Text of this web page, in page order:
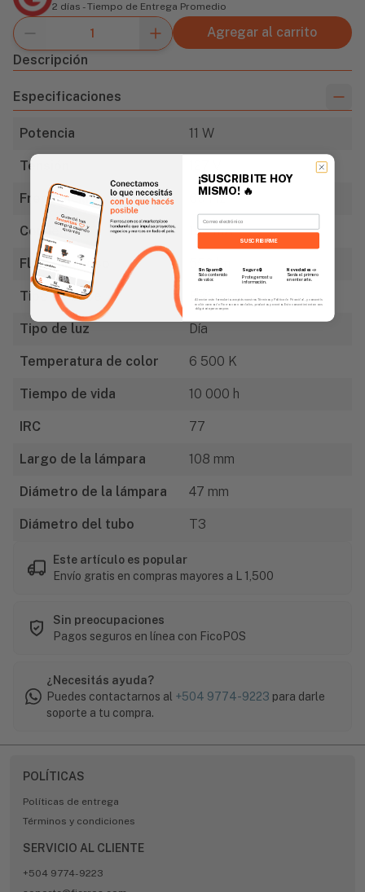
2 días - Tiempo de Entrega Promedio
Agregar al carrito
Descripción
Especificaciones
Potencia 11 W
Tensión
Frecuencia 60 Hz
Corriente 155 mA
Flujo luminoso
Tipo de base E26/E27
Tipo de luz Día
Temperatura de color 6 500 K
Tiempo de vida 10 000 h
IRC 77
Largo de la lámpara 108 mm
Diámetro de la lámpara 47 mm
Diámetro del tubo T3
Este artículo es popular
Envío gratis en compras mayores a L 1,500
Sin preocupaciones
Pagos seguros en línea con FicoPOS
¿Necesitás ayuda?
Puedes contactarnos al +504 9774-9223 para darle
soporte a tu compra.
POLÍTICAS
Políticas de entrega
Términos y condiciones
SERVICIO AL CLIENTE
+504 9774-9223
¡SUSCRIBITE HOY
MISMO! 🔥
Email
SUSCRIBIRME
Sin Spam 🚫
Solo contenido
de valor.
Seguro 🔒
Protegemos tu
información.
Novedades📣
Serás el primero
en enterarte.
Al enviar este formulario, aceptás nuestros Términos y Política de Privacidad, y consentís
recibir correos de Fierros con novedades, productos y eventos. Este consentimiento no es
obligatorio para comprar.